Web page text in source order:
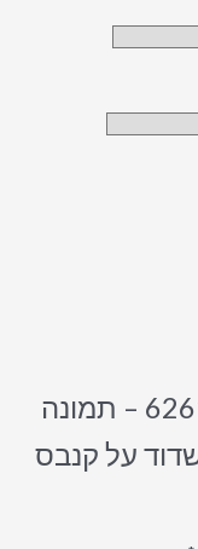
היה הראשון לכתוב סקירה “6261 – תמונה
על קנבס